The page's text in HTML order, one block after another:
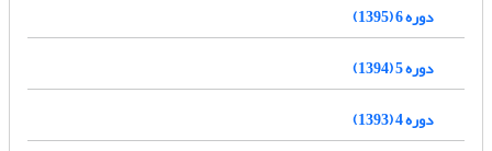
دوره 6 (1395)
دوره 5 (1394)
دوره 4 (1393)